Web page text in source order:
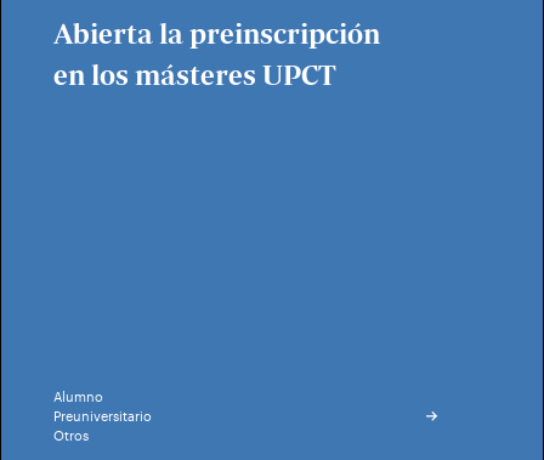
Abierta la preinscripción
en los másteres UPCT
Alumno
Preuniversitario
Otros